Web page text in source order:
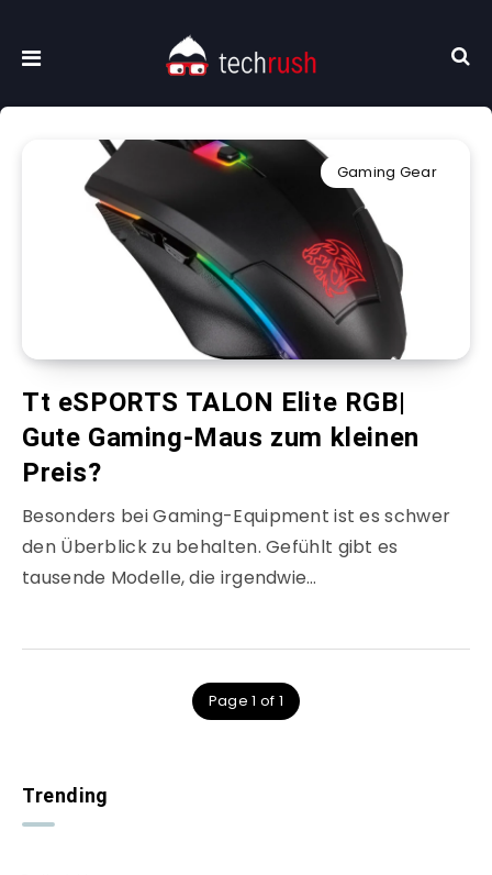
Gaming Gear
Tt eSPORTS TALON Elite RGB|
Gute Gaming-Maus zum kleinen
Preis?
Besonders bei Gaming-Equipment ist es schwer
den Überblick zu behalten. Gefühlt gibt es
tausende Modelle, die irgendwie…
Page 1 of 1
Trending